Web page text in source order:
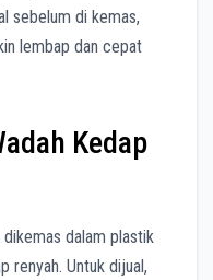
sebelum di kemas,
lembap dan cepat
Kedap
dalam plastik
renyah. Untuk dijual,